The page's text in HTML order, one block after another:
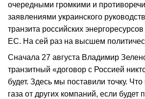
очередными громкими и
заявлениями украинского
транзита российских
ЕС. На сей раз на высшем
Сначала 27 августа Владимир
транзитный «договор с Россией
будет. Здесь мы поставили точку. Что
газа от других компаний, если будет